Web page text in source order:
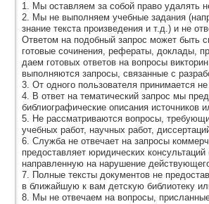
1. Мы оставляем за собой право удалять
2. Мы не выполняем учебные задания
знание текста произведения и т.д.) и не
Ответом на подобный запрос может быть
готовые сочинения, рефераты, доклады,
даем готовых ответов на вопросы
выполняются запросы, связанные с
3. От одного пользователя принимается
4. В ответ на тематический запрос мы
библиографические описания источников
5. Не рассматриваются вопросы,
учебных работ, научных работ,
6. Служба не отвечает на запросы
предоставляет юридических
направленную на нарушение
7. Полные тексты документов не
в ближайшую к вам детскую библиотеку
8. Мы не отвечаем на вопросы,